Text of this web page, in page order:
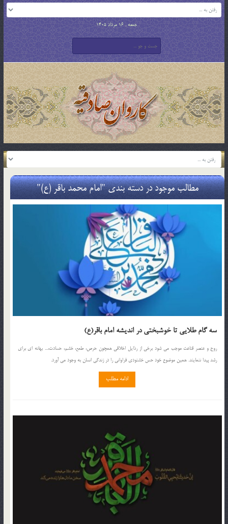
جمعه , 16 مرداد 1405
مطالب موجود در دسته بندی "امام محمد باقر (ع)"
سه گام طلایی تا خوشبختی در اندیشه امام باقر(ع)
روح و عنصر قناعت موجب می شود برخی از رذایل اخلاقی همچون حرص، طمع، خشم، حسادت،... بهانه ای برای
رشد پیدا ننمایند. همین موضوع خود حس خشنودی فراوانی را در زندگی انسان به وجود می آورد.
ادامه مطلب